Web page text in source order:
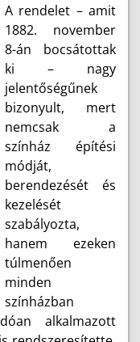
A rendelet – amit
1882. november
8-án bocsátottak
ki – nagy
jelentőségűnek
bizonyult, mert
nemcsak a
színház építési
módját,
berendezését és
kezelését
szabályozta,
hanem ezeken
túlmenően
minden
színházban
alkalmazott